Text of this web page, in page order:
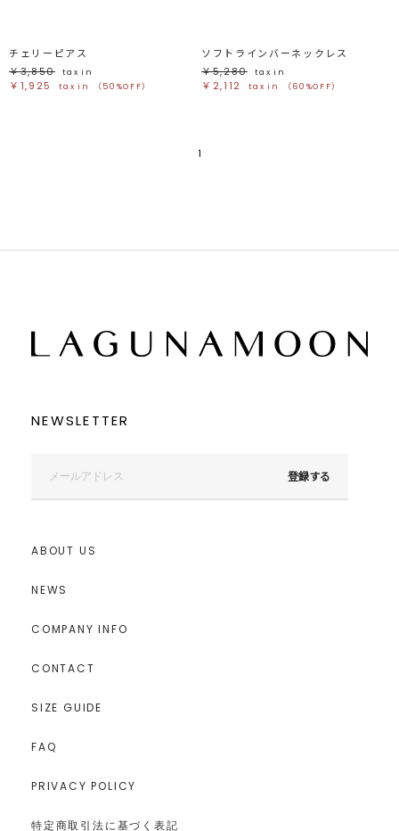
チェリーピアス
￥3,850
tax in
￥1,925 tax in （50%OFF）
ソフトラインバーネックレス
￥5,280
tax in
￥2,112 tax in （60%OFF）
1
NEWSLETTER
登録する
ABOUT US
NEWS
COMPANY INFO
CONTACT
SIZE GUIDE
FAQ
PRIVACY POLICY
特定商取引法に基づく表記